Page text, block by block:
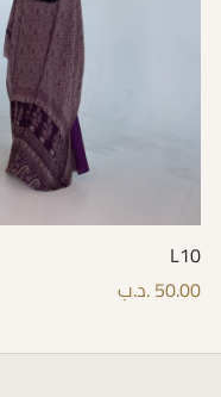
L10
50.00.د.ب